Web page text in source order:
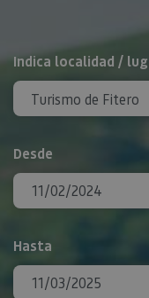
BUSCAR
Indica localidad /
Desde
Hasta